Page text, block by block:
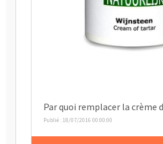
Par quoi remplacer la crème
Publié : 18/07/2016 00:00:00